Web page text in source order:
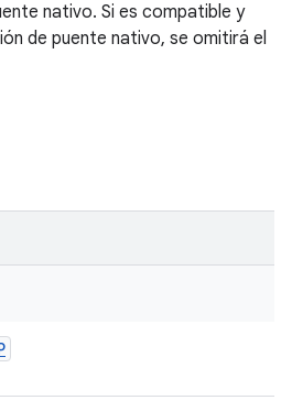
nativo. Si es compatible y
de puente nativo, se omitirá el